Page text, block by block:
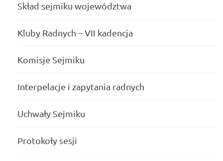
Skład sejmiku województwa
Kluby Radnych – VII kadencja
Komisje Sejmiku
Interpelacje i zapytania radnych
Uchwały Sejmiku
Protokoły sesji